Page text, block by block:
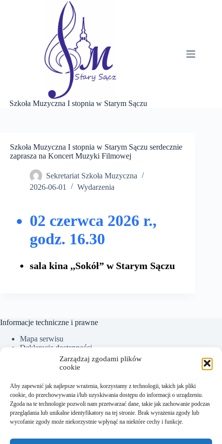
Zarządzaj zgodami plików
cookie
Aby zapewnić jak najlepsze wrażenia, korzystamy z technologii, takich jak pliki
cookie, do przechowywania i/lub uzyskiwania dostępu do informacji o urządzeniu.
Zgoda na te technologie pozwoli nam przetwarzać dane, takie jak zachowanie podczas
przeglądania lub unikalne identyfikatory na tej stronie. Brak wyrażenia zgody lub
wycofanie zgody może niekorzystnie wpłynąć na niektóre cechy i funkcje.
Szkoła Muzyczna I stopnia w Starym Sączu
Szkoła Muzyczna I stopnia w Starym Sączu serdecznie
zaprasza na Koncert Muzyki Filmowej
Sekretariat Szkoła Muzyczna
2026-06-01
Wydarzenia
02 czerwca 2026 r.,
godz. 16.30
sala kina ,,Sokół” w Starym Sączu
Informacje techniczne i prawne
Mapa serwisu
Deklaracja dostępności
Ochrona Danych Osobowych
Polityka plików cookies (EU)
Kontakt:
Sekretariat tel.: +48 18 300 01 93
Dyrektor tel. kom.: +48 782 538 840